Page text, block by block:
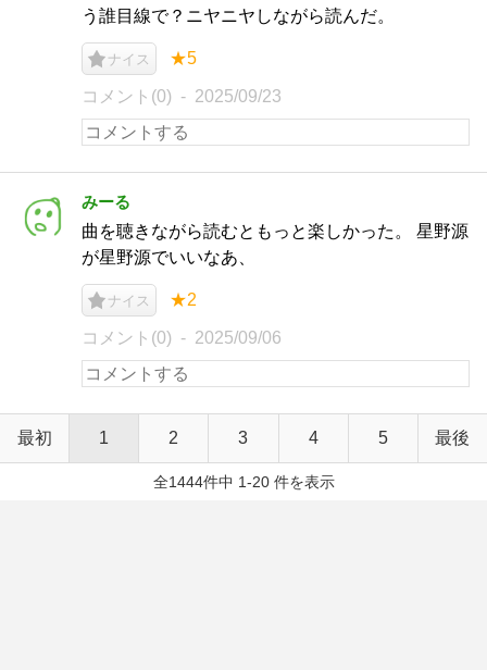
う誰目線で？ニヤニヤしながら読んだ。
ナイス ★5
コメント(0) 2025/09/23
みーる
曲を聴きながら読むともっと楽しかった。 星野源
が星野源でいいなあ、
ナイス ★2
コメント(0) 2025/09/06
最初 1 2 3 4 5 最後
全1444件中 1-20 件を表示